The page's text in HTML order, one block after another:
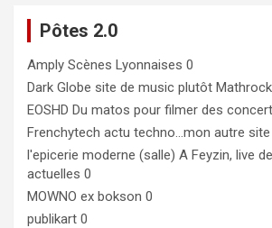
Pôtes 2.0
Amply Scènes Lyonnaises 0
Dark Globe site de music plutôt
EOSHD Du matos pour filmer des
Frenchytech actu techno…mon autre site
l'epicerie moderne (salle) A Feyzin, live
actuelles 0
MOWNO ex bokson 0
publikart 0